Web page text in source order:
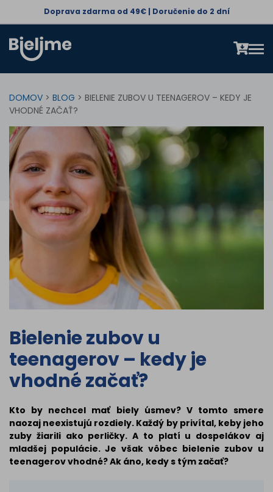
Doprava zdarma od 49€ | Doručenie do 2 dní
DOMOV > BLOG > BIELENIE ZUBOV U TEENAGEROV – KEDY JE
VHODNÉ ZAČAŤ?
Bielenie zubov u
teenagerov – kedy je
vhodné začať?
Kto by nechcel mať biely úsmev? V tomto smere
naozaj neexistujú rozdiely. Každý by privítal, keby jeho
zuby žiarili ako perličky. A to platí u dospelákov aj
mladšej populácie. Je však vôbec bielenie zubov u
teenagerov vhodné? Ak áno, kedy s tým začať?